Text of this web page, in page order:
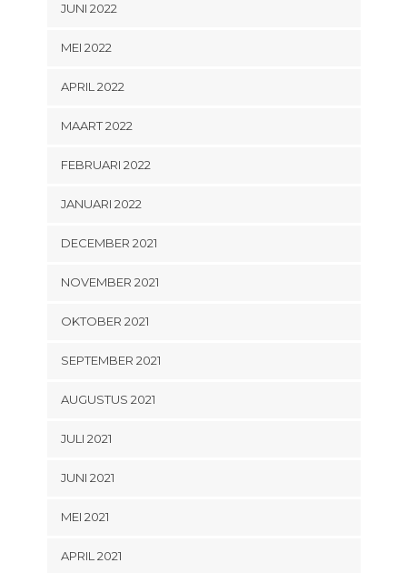
JUNI 2022
MEI 2022
APRIL 2022
MAART 2022
FEBRUARI 2022
JANUARI 2022
DECEMBER 2021
NOVEMBER 2021
OKTOBER 2021
SEPTEMBER 2021
AUGUSTUS 2021
JULI 2021
JUNI 2021
MEI 2021
APRIL 2021